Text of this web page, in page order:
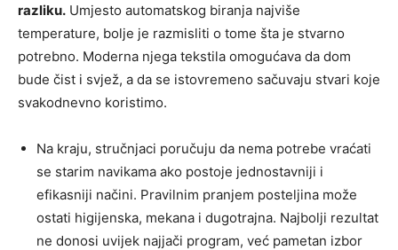
razliku. Umjesto automatskog biranja najviše
temperature, bolje je razmisliti o tome šta je stvarno
potrebno. Moderna njega tekstila omogućava da dom
bude čist i svjež, a da se istovremeno sačuvaju stvari koje
svakodnevno koristimo.
Na kraju, stručnjaci poručuju da nema potrebe vraćati
se starim navikama ako postoje jednostavniji i
efikasniji načini. Pravilnim pranjem posteljina može
ostati higijenska, mekana i dugotrajna. Najbolji rezultat
ne donosi uvijek najjači program, već pametan izbor